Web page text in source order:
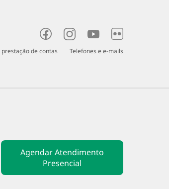
de contas
Telefones e e-mails
Agendar Atendimento
Presencial